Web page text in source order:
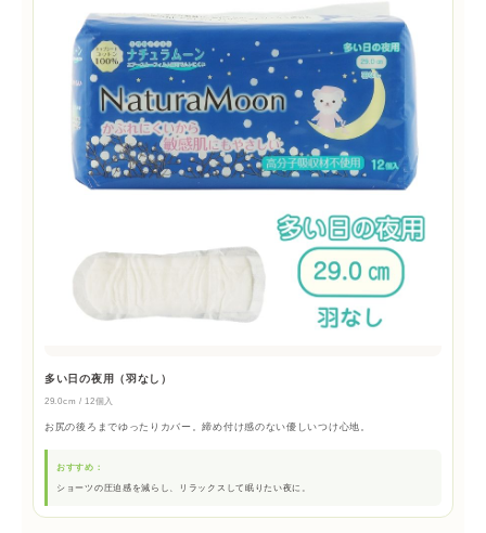
多い日の夜用（羽なし）
29.0cm / 12個入
お尻の後ろまでゆったりカバー。締め付け感のない優しいつけ心地。
おすすめ：
ショーツの圧迫感を減らし、リラックスして眠りたい夜に。